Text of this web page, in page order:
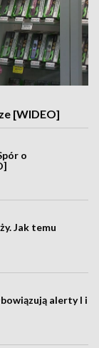
[WIDEO]
o
Jak temu
alerty I i